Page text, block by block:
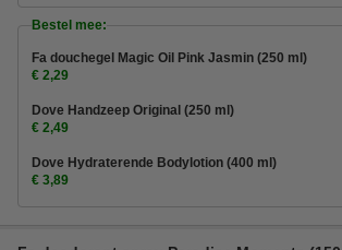
Bestel mee:
Fa douchegel Magic Oil Pink Jasmin (250 ml)
€ 2,29
Dove Handzeep Original (250 ml)
€ 2,49
Dove Hydraterende Bodylotion (400 ml)
€ 3,89